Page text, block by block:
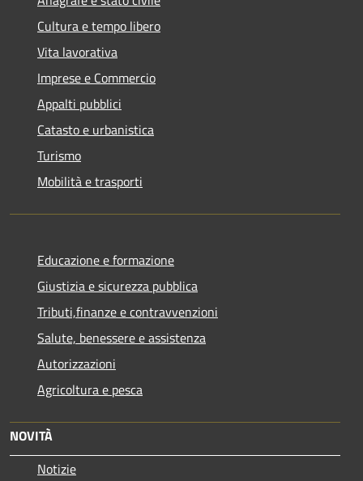
Cultura e tempo libero
Vita lavorativa
Imprese e Commercio
Appalti pubblici
Catasto e urbanistica
Turismo
Mobilità e trasporti
Educazione e formazione
Giustizia e sicurezza pubblica
Tributi,finanze e contravvenzioni
Salute, benessere e assistenza
Autorizzazioni
Agricoltura e pesca
NOVITÀ
Notizie